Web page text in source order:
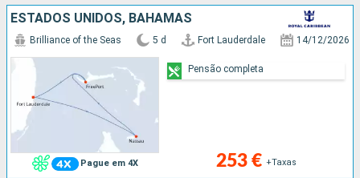
ESTADOS UNIDOS, BAHAMAS
Pague em 4X
Brilliance of the Seas 5 d Fort Lauderdale 14/12/2026
253 € +Taxas
Pensão completa